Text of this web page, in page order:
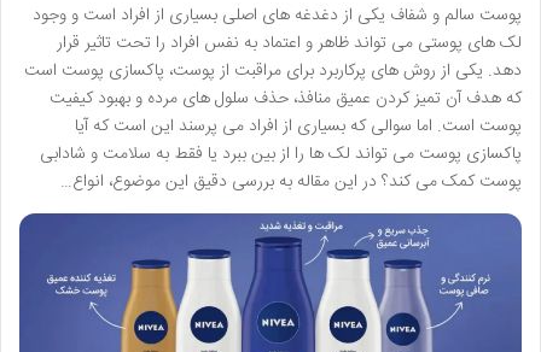
پوست سالم و شفاف یکی از دغدغه های اصلی بسیاری از افراد است و وجود
لک های پوستی می تواند ظاهر و اعتماد به نفس افراد را تحت تاثیر قرار
دهد. یکی از روش های پرکاربرد برای مراقبت از پوست، پاکسازی پوست است
که هدف آن تمیز کردن عمیق منافذ، حذف سلول های مرده و بهبود کیفیت
پوست است. اما سوالی که بسیاری از افراد می پرسند این است که آیا
پاکسازی پوست می تواند لک ها را از بین ببرد یا فقط به سلامت و شادابی
پوست کمک می کند؟ در این مقاله به بررسی دقیق این موضوع، انواع…